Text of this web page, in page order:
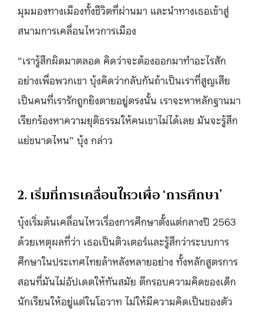
มุมมองทางเมืองทั้งชีวิตที่ผ่านมา และนำทางเธอเข้าสู่
สนามการเคลื่อนไหวการเมือง
“เรารู้สึกผิดมาตลอด คิดว่าจะต้องออกมาทำอะไรสัก
อย่างเพื่อพวกเขา บุ้งคิดว่ากลับกันถ้าเป็นเราที่สูญเสีย
เป็นคนที่เรารักถูกยิงตายอยู่ตรงนั้น เราจะหาหลักฐานมา
เรียกร้องหาความยุติธรรมให้คนเขาไม่ได้เลย มันจะรู้สึก
แย่ขนาดไหน” บุ้ง กล่าว
2. เริ่มที่การเคลื่อนไหวเพื่อ ‘การศึกษา’
บุ้งเริ่มต้นเคลื่อนไหวเรื่องการศึกษาตั้งแต่กลางปี 2563
ด้วยเหตุผลที่ว่า เธอเป็นติวเตอร์และรู้สึกว่าระบบการ
ศึกษาในประเทศไทยล้าหลังหลายอย่าง ทั้งหลักสูตรการ
สอนที่มันไม่อัปเดตให้ทันสมัย ตีกรอบความคิดของเด็ก
นักเรียนให้อยู่แต่ในโอวาท ไม่ให้มีความคิดเป็นของตัว